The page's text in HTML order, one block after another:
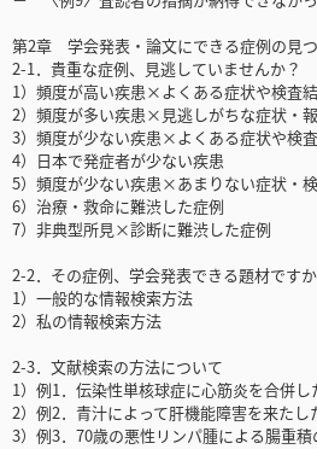
第2章 学会発表・論文にできる症例の見
2-1．貴重な症例、見逃していませんか？
1）頻度が高い疾患×よくある症状や検査
2）頻度が多い疾患×見逃しがちな症状・
3）頻度が少ない疾患×よくある症状や検
4）日本で発症者が少ない疾患
5）頻度が少ない疾患×あまりない症状・
6）治療・救命に難渋した症例
7）非典型所見×診断に難渋した症例
2-2．その症例、学会発表できる題材です
1）一般的な情報検索方法
2）私の情報検索方法
2-3．文献検索の方法について
1）例1．伝染性単核球症に心筋炎を合併し
2）例2．青汁によって肝機能障害を来たし
3）例3．70歳の悪性リンパ腫による腸重積